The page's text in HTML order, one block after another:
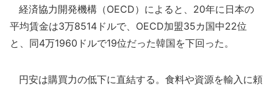
経済協力開発機構（OECD）によると、20年に日本の
平均賃金は3万8514ドルで、OECD加盟35カ国中22位
と、同4万1960ドルで19位だった韓国を下回った。
円安は購買力の低下に直結する。食料や資源を輸入に頼